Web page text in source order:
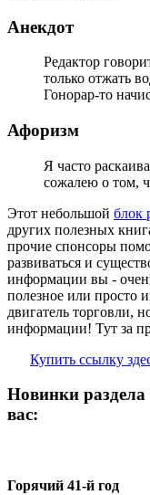
Анекдот
Редактор
только отжать
Гонорар-то
Афоризм
Я часто
сожалею о том,
Этот небольшой блок
других полезных
прочие спонсоры
развиваться и
информации вы -
полезное или просто
двигатель торговли,
информации! Тут за
Купить ссылку
Новинки
вас:
Горячий 41-й год